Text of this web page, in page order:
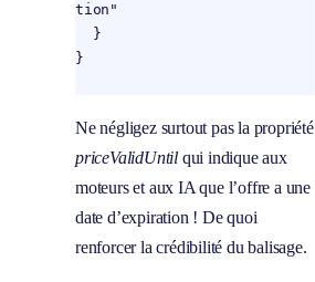
tion"
}
Ne négligez surtout pas la propriété
priceValidUntilqui indique aux
moteurs et aux IA que l’offre a une
date d’expiration ! De quoi
renforcer la crédibilité du balisage.